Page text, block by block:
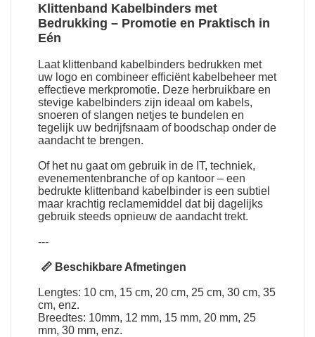
Klittenband Kabelbinders met
Bedrukking – Promotie en Praktisch in
Eén
Laat klittenband kabelbinders bedrukken met
uw logo en combineer efficiënt kabelbeheer met
effectieve merkpromotie. Deze herbruikbare en
stevige kabelbinders zijn ideaal om kabels,
snoeren of slangen netjes te bundelen en
tegelijk uw bedrijfsnaam of boodschap onder de
aandacht te brengen.
Of het nu gaat om gebruik in de IT, techniek,
evenementenbranche of op kantoor – een
bedrukte klittenband kabelbinder is een subtiel
maar krachtig reclamemiddel dat bij dagelijks
gebruik steeds opnieuw de aandacht trekt.
---
📏 Beschikbare Afmetingen
Lengtes: 10 cm, 15 cm, 20 cm, 25 cm, 30 cm, 35
cm, enz.
Breedtes: 10mm, 12 mm, 15 mm, 20 mm, 25
mm, 30 mm, enz.